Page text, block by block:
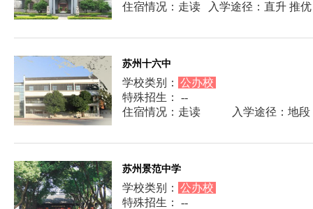
住宿情况：走读
入学途径：直升 推
苏州十六中
学校类别： 公办校
特殊招生： --
住宿情况：走读
入学途径：地段
苏州景范中学
学校类别： 公办校
特殊招生： --